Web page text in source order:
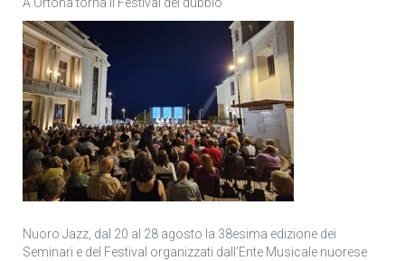
Nuoro Jazz, dal 20 al 28 agosto la 38esima edizione dei
Seminari e del Festival organizzati dall’Ente Musicale nuorese